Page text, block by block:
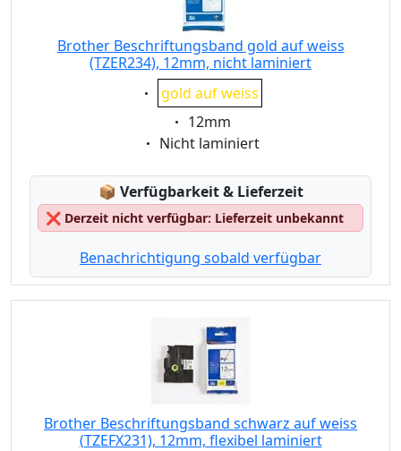
Brother Beschriftungsband gold auf weiss
(TZER234), 12mm, nicht laminiert
Eigenschaft:
gold auf weiss
Eigenschaft:
12mm
Eigenschaft:
Nicht laminiert
📦 Lagerstatus:
Verfügbarkeit & Lieferzeit
❌ Derzeit nicht verfügbar: Lieferzeit unbekannt
Benachrichtigung sobald verfügbar
Brother Beschriftungsband schwarz auf weiss
(TZEFX231), 12mm, flexibel laminiert